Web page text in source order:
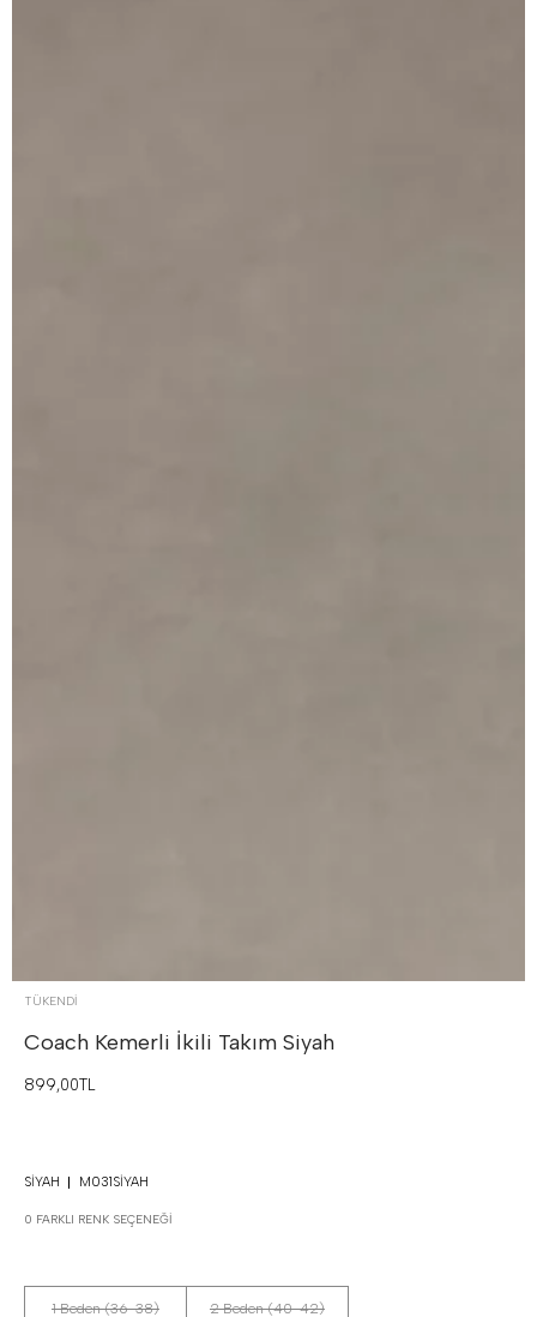
TÜKENDI
Coach Kemerli İkili Takım Siyah
899,00TL
SIYAH M031SIYAH
0 FARKLI RENK SEÇENEĞI
1 Beden (36-38) 2 Beden (40-42)